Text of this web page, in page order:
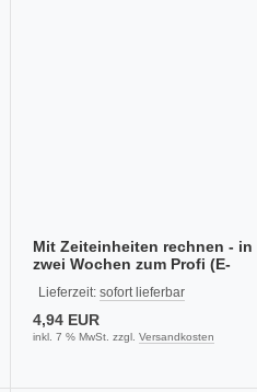
Mit Zeiteinheiten rechnen - in
zwei Wochen zum Profi (E-
Lieferzeit: sofort lieferbar
4,94 EUR
inkl. 7 % MwSt. zzgl. Versandkosten